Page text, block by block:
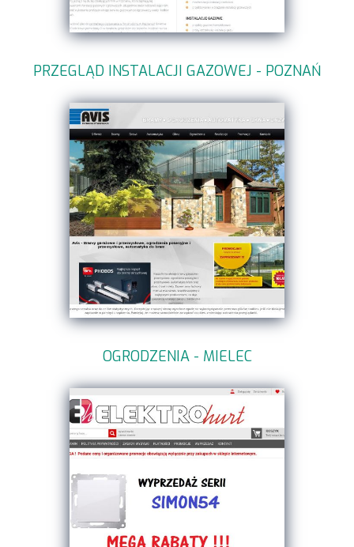
PRZEGLĄD INSTALACJI GAZOWEJ - POZNAŃ
OGRODZENIA - MIELEC